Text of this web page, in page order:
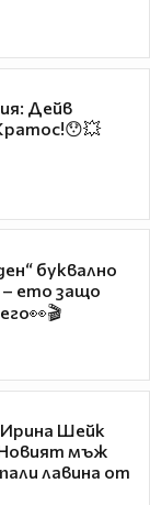
Дейв
буквално
– ето защо
Шейк
мъж
лавина от